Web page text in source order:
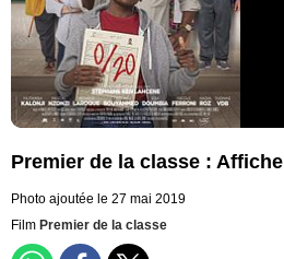
Premier de la classe : Affiche
Photo ajoutée le 27 mai 2019
Film Premier de la classe